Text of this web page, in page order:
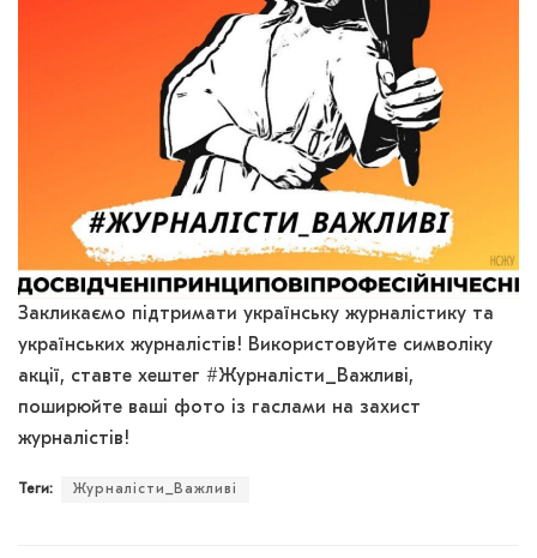
Закликаємо підтримати українську журналістику та
українських журналістів! Використовуйте символіку
акції, ставте хештег #Журналісти_Важливі,
поширюйте ваші фото із гаслами на захист
журналістів!
Теги: Журналісти_Важливі